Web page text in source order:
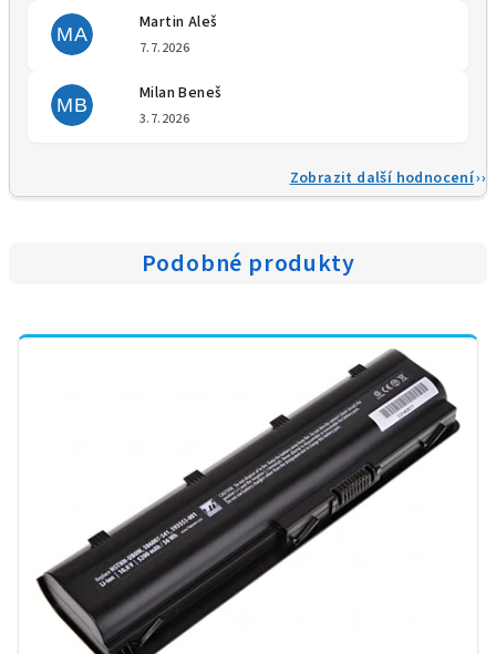
MA
Martin Aleš
7.7.2026
MB
Milan Beneš
3.7.2026
Zobrazit další hodnocení
Podobné produkty